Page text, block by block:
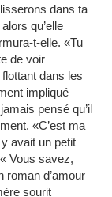
dans ta
qu’elle
t-elle. «Tu
de voir
dans les
impliqué
pensé qu’il
«C’est ma
y avait un petit
« Vous savez,
roman d’amour
sourit